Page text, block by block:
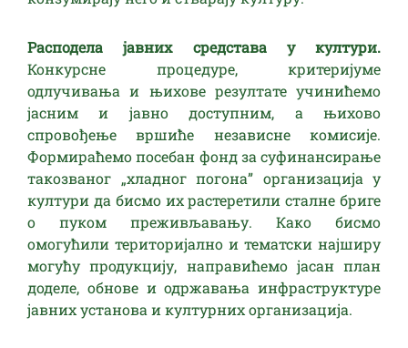
Расподела јавних средстава у култури.
Конкурсне процедуре, критеријуме
одлучивања и њихове резултате учинићемо
јасним и јавно доступним, а њихово
спровођење вршиће независне комисије.
Формираћемо посебан фонд за суфинансирање
такозваног „хладног погона” организација у
култури да бисмо их растеретили сталне бриге
о пуком преживљавању. Како бисмо
омогућили територијално и тематски најширу
могућу продукцију, направићемо јасан план
доделе, обнове и одржавања инфраструктуре
јавних установа и културних организација.